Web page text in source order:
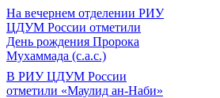
На вечернем отделении РИУ
ЦДУМ России отметили
День рождения Пророка
Мухаммада (с.а.с.)
В РИУ ЦДУМ России
отметили «Маулид ан-Наби»